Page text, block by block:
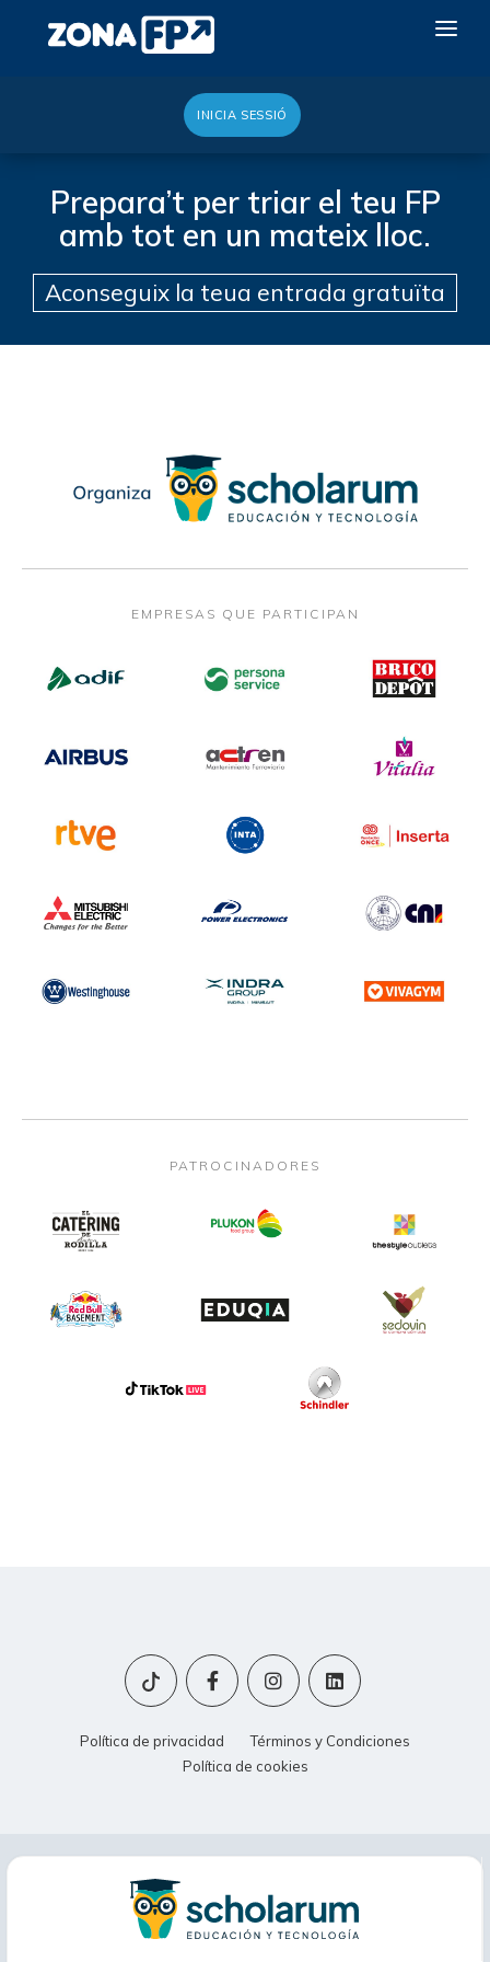
NOTICIAS
CONTACTE
VULL EXPOSAR
INICIA SESSIÓ
Prepara’t per triar el teu FP
amb tot en un mateix lloc.
Aconseguix la teua entrada gratuïta
EMPRESAS QUE PARTICIPAN
PATROCINADORES
Política de privacidad
Términos y Condiciones
Política de cookies